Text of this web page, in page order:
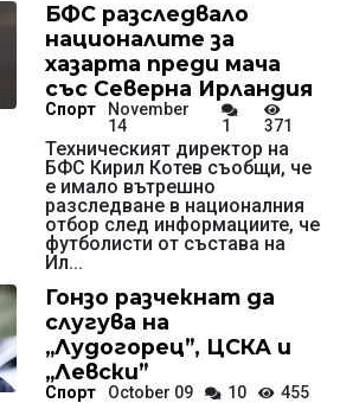
БФС разследвало
националите за
хазарта преди мача
със Северна Ирландия
Спорт
November
14
1 371
Техническият директор на
БФС Кирил Котев съобщи, че
е имало вътрешно
разследване в националния
отбор след информациите, че
футболисти от състава на
Ил...
Гонзо разчекнат да
слугува на
„Лудогорец”, ЦСКА и
„Левски”
Спорт October 09 10 455